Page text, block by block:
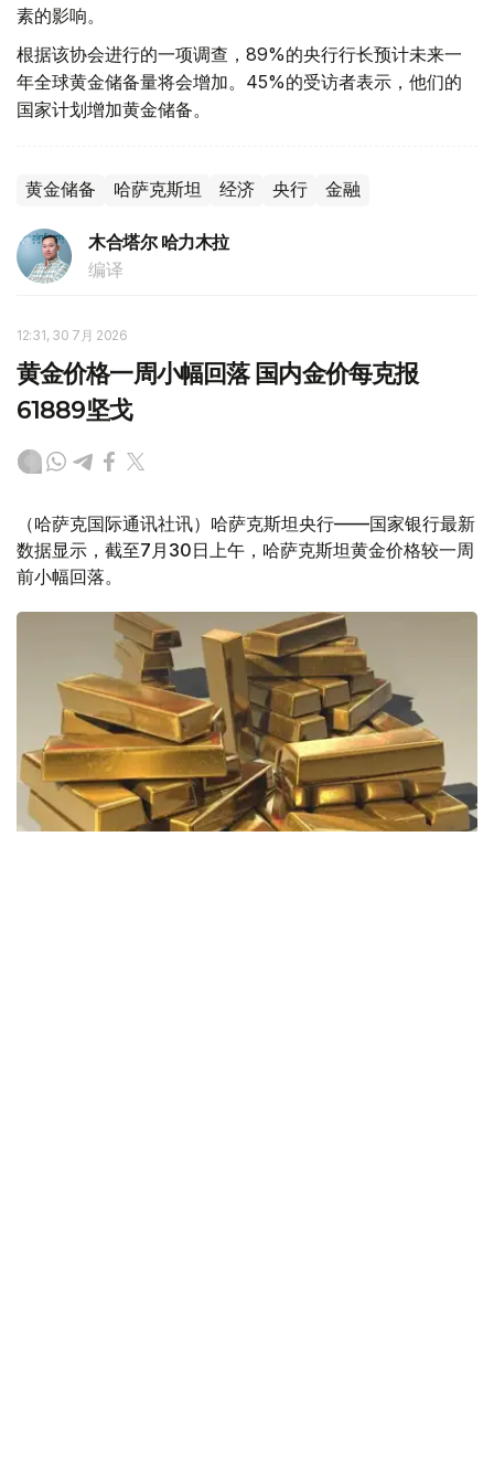
素的影响。
根据该协会进行的一项调查，89%的央行行长预计未来一
年全球黄金储备量将会增加。45%的受访者表示，他们的
国家计划增加黄金储备。
黄金储备 哈萨克斯坦 经济 央行 金融
木合塔尔 哈力木拉
编译
12:31, 30 7月 2026
黄金价格一周小幅回落 国内金价每克报
61889坚戈
（哈萨克国际通讯社讯）哈萨克斯坦央行——国家银行最新
数据显示，截至7月30日上午，哈萨克斯坦黄金价格较一周
前小幅回落。